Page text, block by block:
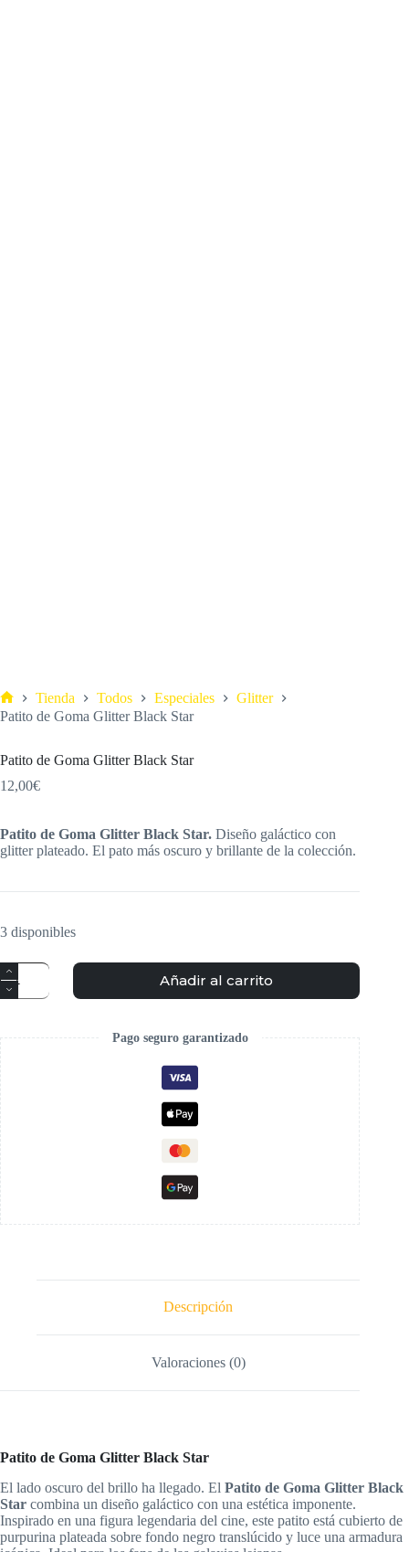
Tienda Todos Especiales
Glitter
Patito de Goma Glitter Black Star
Patito de Goma Glitter Black Star
12,00€
Patito de Goma Glitter Black Star. Diseño galáctico con
glitter plateado. El pato más oscuro y brillante de la colección.
3 disponibles
Añadir al carrito
Pago seguro garantizado
Descripción
Valoraciones (0)
Patito de Goma Glitter Black Star
El lado oscuro del brillo ha llegado. El Patito de Goma Glitter Black
Star combina un diseño galáctico con una estética imponente.
Inspirado en una figura legendaria del cine, este patito está cubierto de
purpurina plateada sobre fondo negro translúcido y luce una armadura